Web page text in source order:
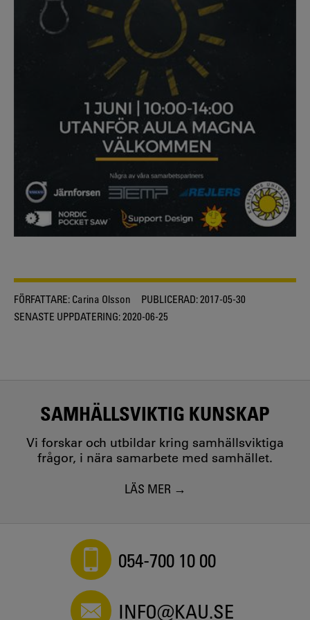
FÖRFATTARE: Carina Olsson PUBLICERAD:2017-05-30
SENASTE UPPDATERING:2020-06-25
SAMHÄLLSVIKTIG KUNSKAP
Vi forskar och utbildar kring samhällsviktiga
frågor, i nära samarbete med samhället.
LÄS MER
054-700 10 00
INFO@KAU.SE